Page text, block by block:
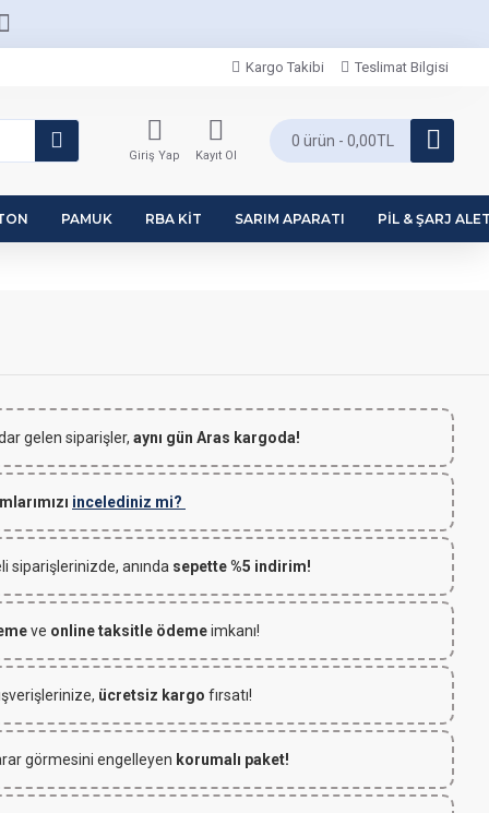
Kargo Takibi Teslimat Bilgisi
Giriş Yap Kayıt Ol
0 ürün - 0,00TL
PAMUK RBA KIT SARIM APARATI PIL & ŞARJ
gelen siparişler, aynı gün Aras kargoda!
incelediniz mi?
siparişlerinizde, anında sepette %5 indirim!
ve online taksitle ödemeimkanı!
ücretsiz kargo fırsatı!
görmesini engelleyen korumalı paket!